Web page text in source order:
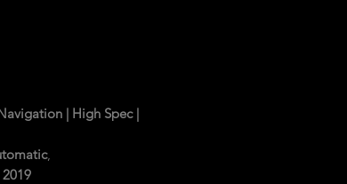
| High Spec |
,